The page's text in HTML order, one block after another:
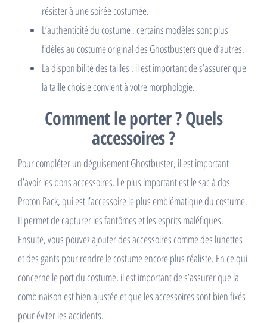
résister à une soirée costumée.
L’authenticité du costume : certains modèles sont plus
fidèles au costume original des Ghostbusters que d’autres.
La disponibilité des tailles : il est important de s’assurer que
la taille choisie convient à votre morphologie.
Comment le porter ? Quels
accessoires ?
Pour compléter un déguisement Ghostbuster, il est important
d’avoir les bons accessoires. Le plus important est le sac à dos
Proton Pack, qui est l’accessoire le plus emblématique du costume.
Il permet de capturer les fantômes et les esprits maléfiques.
Ensuite, vous pouvez ajouter des accessoires comme des lunettes
et des gants pour rendre le costume encore plus réaliste. En ce qui
concerne le port du costume, il est important de s’assurer que la
combinaison est bien ajustée et que les accessoires sont bien fixés
pour éviter les accidents.